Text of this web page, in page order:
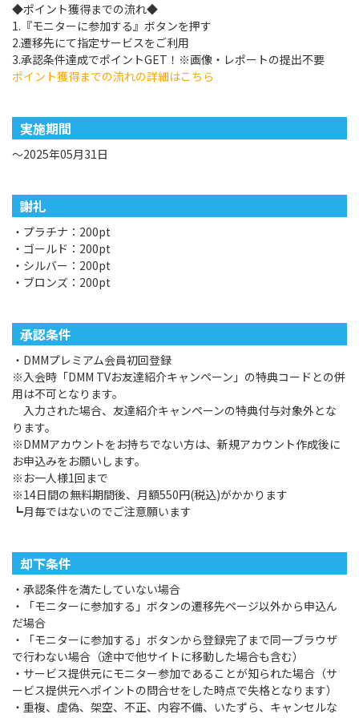
◆ポイント獲得までの流れ◆
1.『モニターに参加する』ボタンを押す
2.遷移先にて指定サービスをご利用
3.承認条件達成でポイントGET！※画像・レポートの提出不要
ポイント獲得までの流れの詳細はこちら
実施期間
～2025年05月31日
謝礼
・プラチナ：200pt
・ゴールド：200pt
・シルバー：200pt
・ブロンズ：200pt
承認条件
・DMMプレミアム会員初回登録
※入会時「DMM TVお友達紹介キャンペーン」の特典コードとの併
用は不可となります。
入力された場合、友達紹介キャンペーンの特典付与対象外とな
ります。
※DMMアカウントをお持ちでない方は、新規アカウント作成後に
お申込みをお願いします。
※お一人様1回まで
※14日間の無料期間後、月額550円(税込)がかかります
┗月毎ではないのでご注意願います
却下条件
・承認条件を満たしていない場合
・「モニターに参加する」ボタンの遷移先ページ以外から申込ん
だ場合
・「モニターに参加する」ボタンから登録完了まで同一ブラウザ
で行わない場合（途中で他サイトに移動した場合も含む）
・サービス提供元にモニター参加であることが知られた場合（サ
ービス提供元へポイントの問合せをした時点で失格となります）
・重複、虚偽、架空、不正、内容不備、いたずら、キャンセルな